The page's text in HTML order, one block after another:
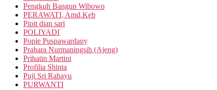
Pengkuh Bangun Wibowo
PERAWATI, Amd.Keb
Pipit dian sari
POLIYADI
Popie Puspawardany
Prahara Nurmaningsih (Ajeng)
Prihatin Martini
Profilia Shinta
Puji Sri Rahayu
PURWANTI